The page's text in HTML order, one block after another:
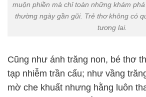
muộn phiền mà chỉ toàn những khám
thường ngày gần gũi. Trẻ thơ không có
tương lai.
Cũng như ánh trăng non, bé thơ
tạp nhiễm trần cấu; như vầng
mờ che khuất nhưng hằng luôn